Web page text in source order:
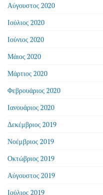
Αύγουστος 2020
Ιούλιος 2020
Ιούνιος 2020
Μάιος 2020
Μάρτιος 2020
Φεβρουάριος 2020
Ιανουάριος 2020
Δεκέμβριος 2019
Νοέμβριος 2019
Οκτώβριος 2019
Αύγουστος 2019
Ιούλιος 2019